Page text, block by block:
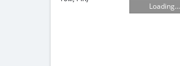
Loading...